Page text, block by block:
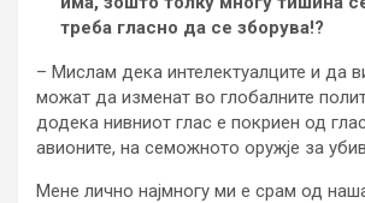
треба гласно да се зборува!?
– Мислам дека интелектуалците и да
можат да изменат во глобалните
додека нивниот глас е покриен од
авионите, на семожното оружје за
Мене лично најмногу ми е срам од